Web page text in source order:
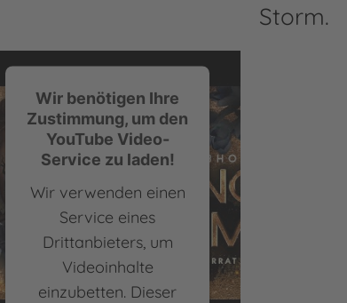
Storm.
Wir benötigen Ihre
Zustimmung, um den
YouTube Video-
Service zu laden!
Wir verwenden einen
Service eines
Drittanbieters, um
Videoinhalte
einzubetten. Dieser